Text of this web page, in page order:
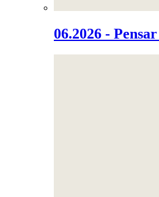
06.2026 -